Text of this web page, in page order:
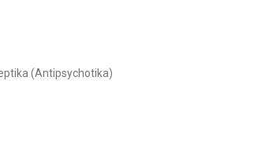
(Antipsychotika)